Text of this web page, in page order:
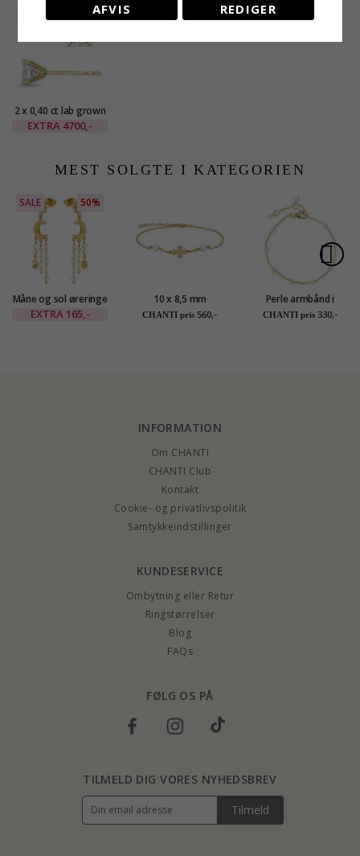
15%
2 x 0,40 ct lab grown
diamant øreringe i 9
EXTRA 4700,-
MEST SOLGTE I KATEGORIEN
SALE 50%
Måne og sol øreringe
i forgyldt messing -
EXTRA 165,-
10 x 8,5 mm
dagmarkors perle
CHANTI pris 560,-
Perle armbånd i
forgyldt sølv
CHANTI pris 330,-
INFORMATION
Om CHANTI
CHANTI Club
Kontakt
Cookie- og privatlivspolitik
Samtykkeindstillinger
KUNDESERVICE
Ombytning eller Retur
Ringstørrelser
Blog
FAQs
FØLG OS PÅ
TILMELD DIG VORES NYHEDSBREV
Tilmeld
AFVIS REDIGER